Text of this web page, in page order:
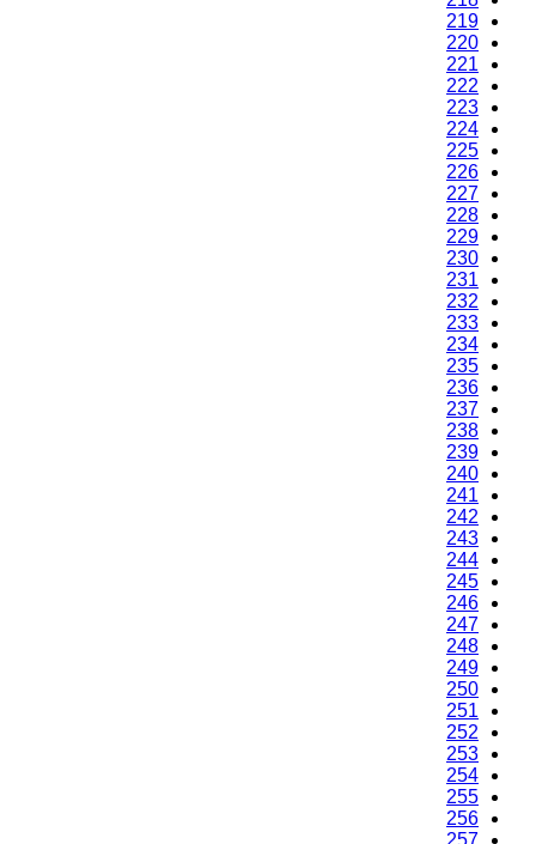
219
220
221
222
223
224
225
226
227
228
229
230
231
232
233
234
235
236
237
238
239
240
241
242
243
244
245
246
247
248
249
250
251
252
253
254
255
256